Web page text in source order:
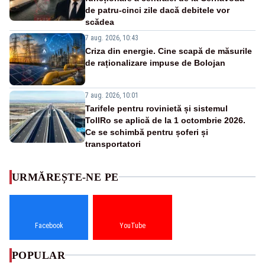
de patru-cinci zile dacă debitele vor
scădea
7 aug. 2026, 10:43
Criza din energie. Cine scapă de măsurile
de raționalizare impuse de Bolojan
7 aug. 2026, 10:01
Tarifele pentru rovinietă și sistemul
TollRo se aplică de la 1 octombrie 2026.
Ce se schimbă pentru șoferi și
transportatori
URMĂREȘTE-NE PE
Facebook YouTube
POPULAR